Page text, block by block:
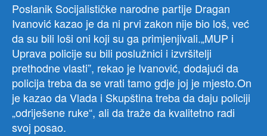
Poslanik Socijalističke narodne partije Dragan
Ivanović kazao je da ni prvi zakon nije bio loš, već
da su bili loši oni koji su ga primjenjivali.„MUP i
Uprava policije su bili poslužnici i izvršitelji
prethodne vlasti”, rekao je Ivanović, dodajući da
policija treba da se vrati tamo gdje joj je mjesto.On
je kazao da Vlada i Skupština treba da daju policiji
„odriješene ruke“, ali da traže da kvalitetno radi
svoj posao.